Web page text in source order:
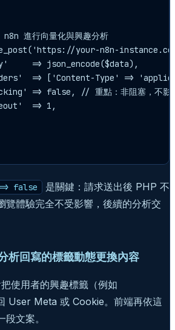
進行向量化與興趣分析
your-n8n-
=> json_encode($data),
=> ['Content-Type' =>
=> false, // 重點：非阻塞，不影
=> 1,
false 是關鍵：請求送出後 PHP 不
覽體驗完全不受影響，後續的分析交
析回寫的標籤動態更換內容
使用者的興趣標籤（例如
User Meta 或 Cookie。前端再依這
文案。